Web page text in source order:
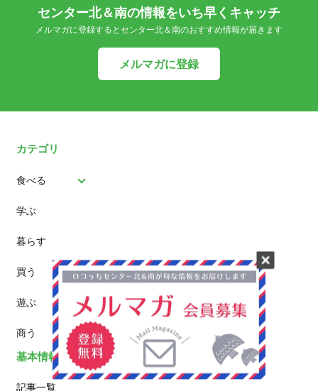
センター北＆南の情報をいち早くキャッチ
メルマガに登録するとセンター北＆南のおすすめ情報が届きます
メルマガに登録
カテゴリ
食べる
パン
スイーツ
ランチ
カフェ
学ぶ
暮らす
買う
遊ぶ
商う
基本情報
記事一覧